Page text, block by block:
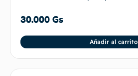
30.000 Gs
Añadir al carrito